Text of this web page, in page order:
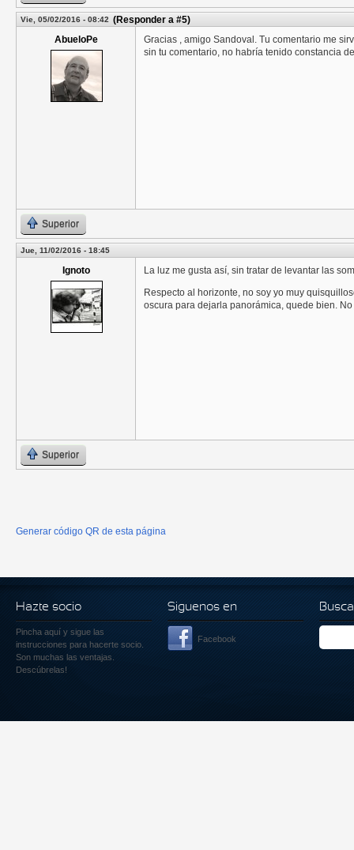
Vie, 05/02/2016 - 08:42 (Responder a #5)
AbueloPe
Gracias , amigo Sandoval. Tu comentario me
sin tu comentario, no habría tenido constancia
Superior
Jue, 11/02/2016 - 18:45
Ignoto
La luz me gusta así, sin tratar de levantar las
Respecto al horizonte, no soy yo muy
oscura para dejarla panorámica, quede bien.
Superior
Generar código QR de esta página
Hazte socio
Pincha aquí y sigue las
instrucciones para hacerte socio.
Son muchas las ventajas.
Descúbrelas!
Siguenos en
Facebook